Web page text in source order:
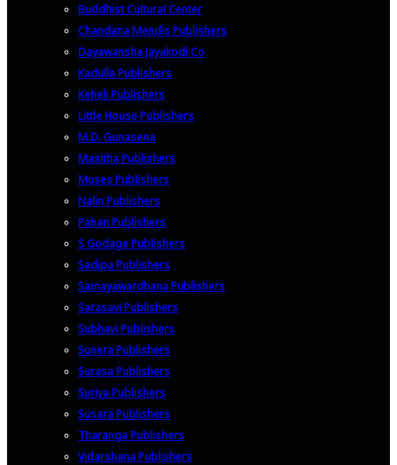
Buddhist Cultural Center
Chandana Mendis Publishers
Dayawansha Jayakodi Co
Kadulla Publishers
Keheli Publishers
Little House Publishers
M.D. Gunasena
Masitha Publishers
Muses Publishers
Nalin Publishers
Pahan Publishers
S Godage Publishers
Sadipa Publishers
Samayawardhana Publishers
Sarasavi Publishers
Subhavi Publishers
Sunera Publishers
Surasa Publishers
Suriya Publishers
Susara Publishers
Tharanga Publishers
Vidarshana Publishers